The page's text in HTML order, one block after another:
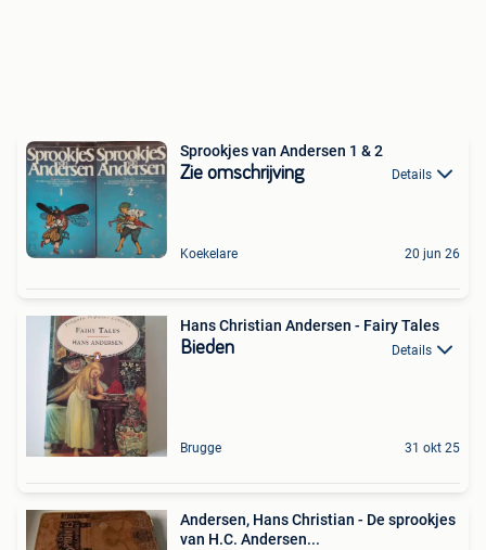
Sprookjes van Andersen 1 & 2
Zie omschrijving Details
Koekelare 20 jun 26
Hans Christian Andersen - Fairy Tales
Bieden Details
Brugge 31 okt 25
Andersen, Hans Christian - De sprookjes
van H.C. Andersen...